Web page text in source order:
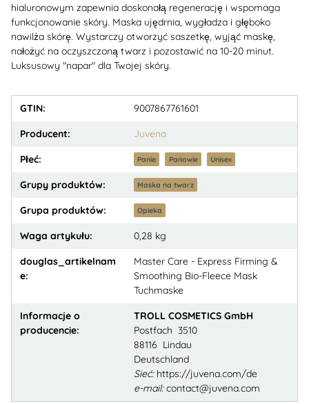
hialuronowym zapewnia doskonałą regenerację i wspomaga
funkcjonowanie skóry. Maska ujędrnia, wygładza i głęboko
nawilża skórę. Wystarczy otworzyć saszetkę, wyjąć maskę,
nałożyć na oczyszczoną twarz i pozostawić na 10-20 minut.
Luksusowy "napar" dla Twojej skóry.
GTIN: 9007867761601
Producent: Juvena
Płeć: Panie Panowie Unisex
Grupy produktów: Maska na twarz
Grupa produktów: Opieka
Waga artykułu: 0,28 kg
douglas_artikelnam
e:
Master Care - Express Firming &
Smoothing Bio-Fleece Mask
Tuchmaske
Informacje o
producencie:
TROLL COSMETICS GmbH
Postfach 3510
88116 Lindau
Deutschland
Sieć:https://juvena.com/de
e-mail:contact@juvena.com